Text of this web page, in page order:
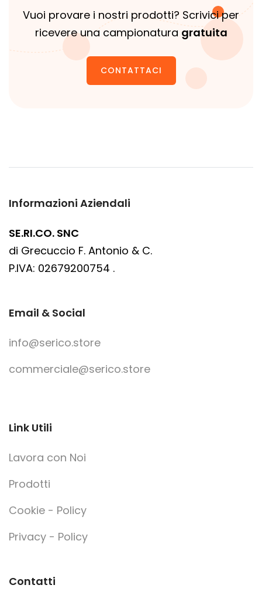
Vuoi provare i nostri prodotti? Scrivici per
ricevere una campionatura gratuita
CONTATTACI
Informazioni Aziendali
SE.RI.CO. SNC
di Grecuccio F. Antonio & C.
P.IVA: 02679200754 .
Email & Social
info@serico.store
commerciale@serico.store
Link Utili
Lavora con Noi
Prodotti
Cookie - Policy
Privacy - Policy
Contatti